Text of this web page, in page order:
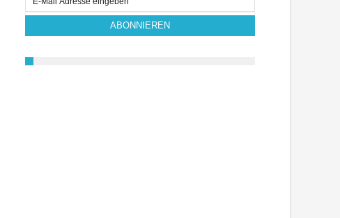
Subscription
ABONNIEREN